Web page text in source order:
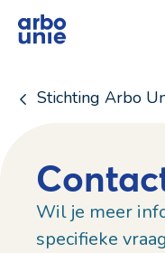
Stichting Arbo
Wil je meer
specifieke